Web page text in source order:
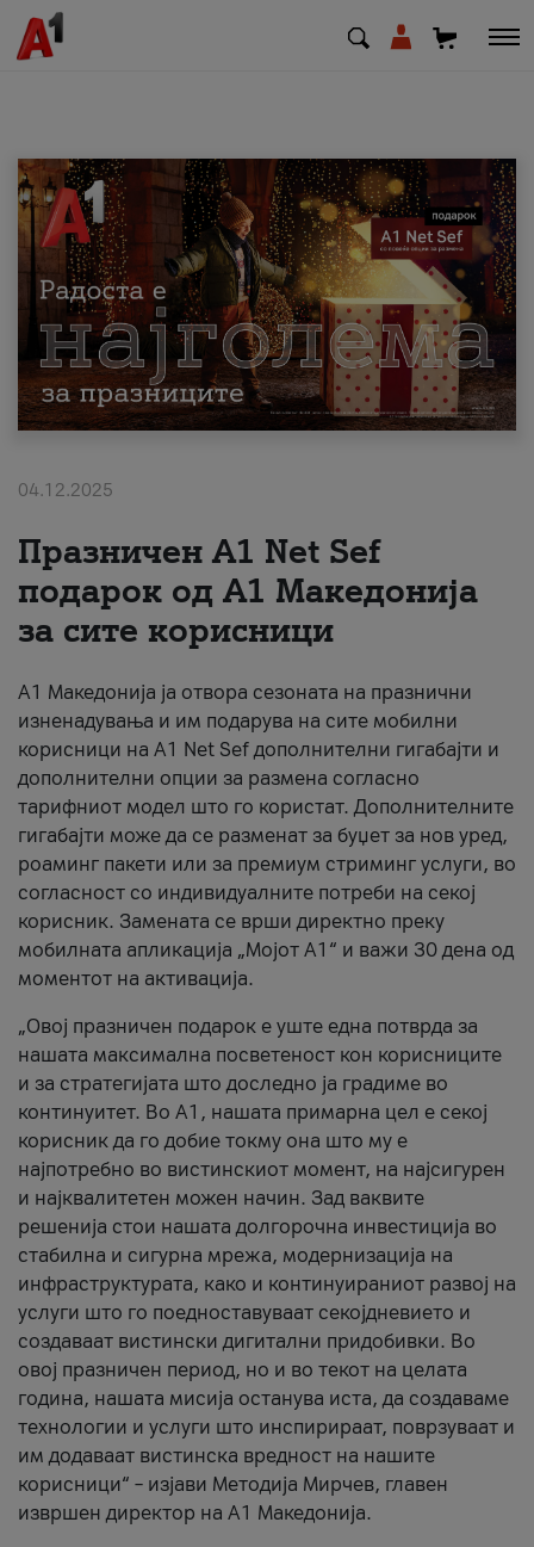
МК EN SQ
Приватни Деловни
Поддршка
Надополни кредит
За нас
#ПодобарОнлајн
04.12.2025
Празничен A1 Net Sеf
подарок од А1 Македонија
за сите корисници
А1 Македонија ја отвора сезоната на празнични
изненадувања и им подарува на сите мобилни
корисници на A1 Net Sef дополнителни гигабајти и
дополнителни опции за размена согласно
тарифниот модел што го користат. Дополнителните
гигабајти може да се разменат за буџет за нов уред,
роаминг пакети или за премиум стриминг услуги, во
согласност со индивидуалните потреби на секој
корисник. Замената се врши директно преку
мобилната апликација „Мојот А1“ и важи 30 дена од
моментот на активација.
„Овој празничен подарок е уште една потврда за
нашата максимална посветеност кон корисниците
и за стратегијата што доследно ја градиме во
континуитет. Во А1, нашата примарна цел е секој
корисник да го добие токму она што му е
најпотребно во вистинскиот момент, на најсигурен
и најквалитетен можен начин. Зад ваквите
решенија стои нашата долгорочна инвестиција во
стабилна и сигурна мрежа, модернизација на
инфраструктурата, како и континуираниот развој на
услуги што го поедноставуваат секојдневието и
создаваат вистински дигитални придобивки. Во
овој празничен период, но и во текот на целата
година, нашата мисија останува иста, да создаваме
технологии и услуги што инспирираат, поврзуваат и
им додаваат вистинска вредност на нашите
корисници“ – изјави Методија Мирчев, главен
извршен директор на А1 Македонија.